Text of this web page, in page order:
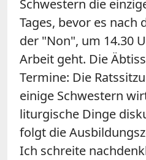
Schwestern die
Tages, bevor es nach
der "Non", um 14.30
Arbeit geht. Die
Termine: Die
einige Schwestern
liturgische Dinge
folgt die
Ich schreite